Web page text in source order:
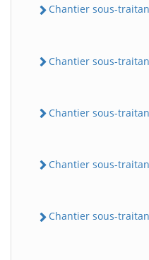
Chantier sous-
Chantier sous-
Chantier sous-
Chantier sous-
Chantier sous-